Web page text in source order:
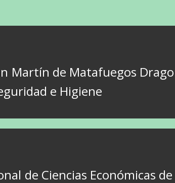
Martín de Matafuegos
e Higiene
de Ciencias Económicas de